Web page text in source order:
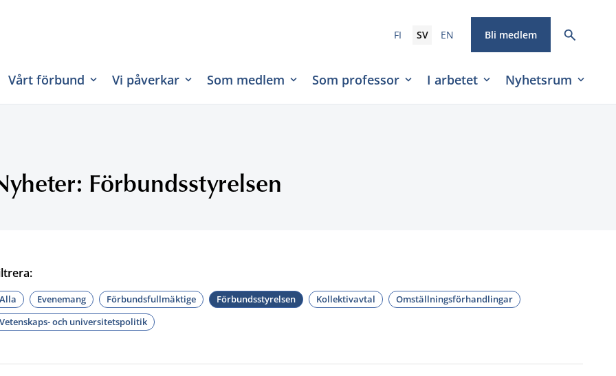
FI SV EN Bli medlem
Vårt förbund Vi påverkar Som medlem Som professor I arbetet Nyhetsrum
Förbundsstyrelsen
Alla Evenemang Förbundsfullmäktige Förbundsstyrelsen Kollektivavtal
Omställningsförhandlingar
Vetenskaps- och universitetspolitik